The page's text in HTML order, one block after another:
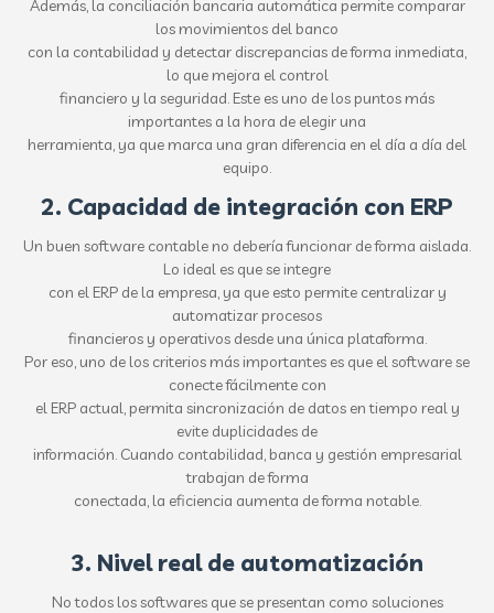
Además, la conciliación bancaria automática permite comparar
los movimientos del banco
con la contabilidad y detectar discrepancias de forma inmediata,
lo que mejora el control
financiero y la seguridad. Este es uno de los puntos más
importantes a la hora de elegir una
herramienta, ya que marca una gran diferencia en el día a día del
equipo.
2. Capacidad de integración con ERP
Un buen software contable no debería funcionar de forma aislada.
Lo ideal es que se integre
con el ERP de la empresa, ya que esto permite centralizar y
automatizar procesos
financieros y operativos desde una única plataforma.
Por eso, uno de los criterios más importantes es que el software se
conecte fácilmente con
el ERP actual, permita sincronización de datos en tiempo real y
evite duplicidades de
información. Cuando contabilidad, banca y gestión empresarial
trabajan de forma
conectada, la eficiencia aumenta de forma notable.
3. Nivel real de automatización
No todos los softwares que se presentan como soluciones